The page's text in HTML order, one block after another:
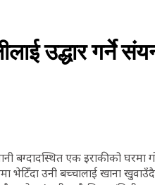
उद्धार गर्ने
बग्दादस्थित एक इराकीको घरमा
भेटिँदा उनी बच्चालाई खाना